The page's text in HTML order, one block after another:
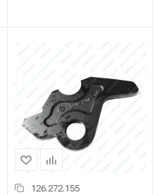
126.272.155